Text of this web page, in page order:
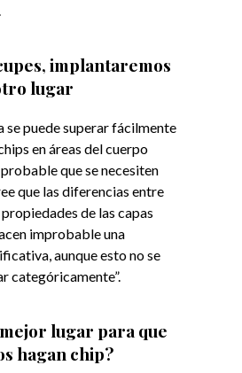
implantaremos
lugar
se puede superar fácilmente
en áreas del cuerpo
que se necesiten
que las diferencias entre
de las capas
improbable una
aunque esto no se
categóricamente”.
lugar para que
hagan chip?